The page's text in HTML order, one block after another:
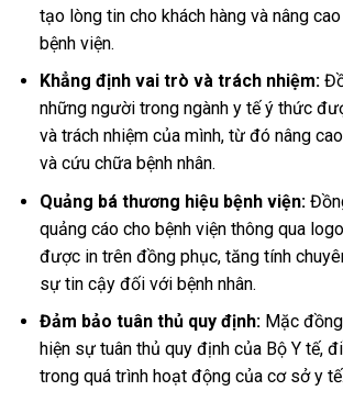
tạo lòng tin cho khách hàng và nâng
bệnh viện.
Khẳng định vai trò và trách nhiệm:
những người trong ngành y tế ý thức
và trách nhiệm của mình, từ đó nâng
và cứu chữa bệnh nhân.
Quảng bá thương hiệu bệnh viện:
quảng cáo cho bệnh viện thông qua
được in trên đồng phục, tăng tính
sự tin cậy đối với bệnh nhân.
Đảm bảo tuân thủ quy định: Mặc
hiện sự tuân thủ quy định của Bộ Y tế,
trong quá trình hoạt động của cơ sở y tế.